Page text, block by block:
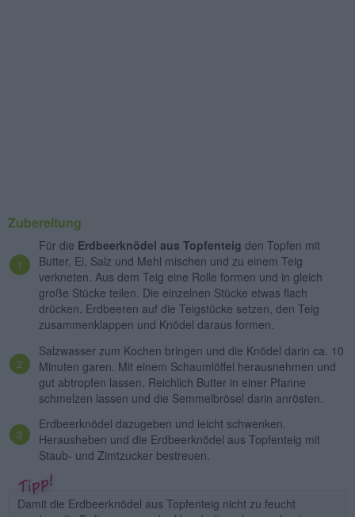
Zubereitung
Für die Erdbeerknödel aus Topfenteig den Topfen mit
Butter, Ei, Salz und Mehl mischen und zu einem Teig
verkneten. Aus dem Teig eine Rolle formen und in gleich
große Stücke teilen. Die einzelnen Stücke etwas flach
drücken. Erdbeeren auf die Teigstücke setzen, den Teig
zusammenklappen und Knödel daraus formen.
Salzwasser zum Kochen bringen und die Knödel darin ca. 10
Minuten garen. Mit einem Schaumlöffel herausnehmen und
gut abtropfen lassen. Reichlich Butter in einer Pfanne
schmelzen lassen und die Semmelbrösel darin anrösten.
Erdbeerknödel dazugeben und leicht schwenken.
Herausheben und die Erdbeerknödel aus Topfenteig mit
Staub- und Zimtzucker bestreuen.
Damit die Erdbeerknödel aus Topfenteig nicht zu feucht